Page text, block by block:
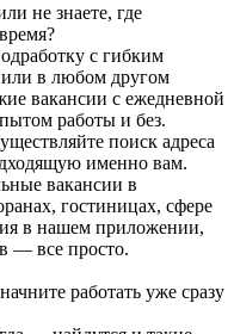
не знаете, где
с гибким
в любом другом
вакансии с ежедневной
работы и без.
поиск адреса
именно вам.
вакансии в
гостиницах, сфере
в нашем приложении,
— все просто.
работать уже сразу